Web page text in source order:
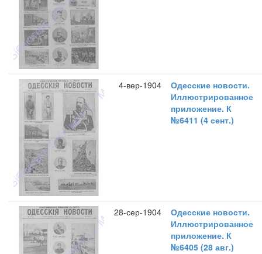
4-вер-1904
Одесские новости.
Иллюстрированное
приложение. К
№6411 (4 сент.)
28-сер-1904
Одесские новости.
Иллюстрированное
приложение. К
№6405 (28 авг.)